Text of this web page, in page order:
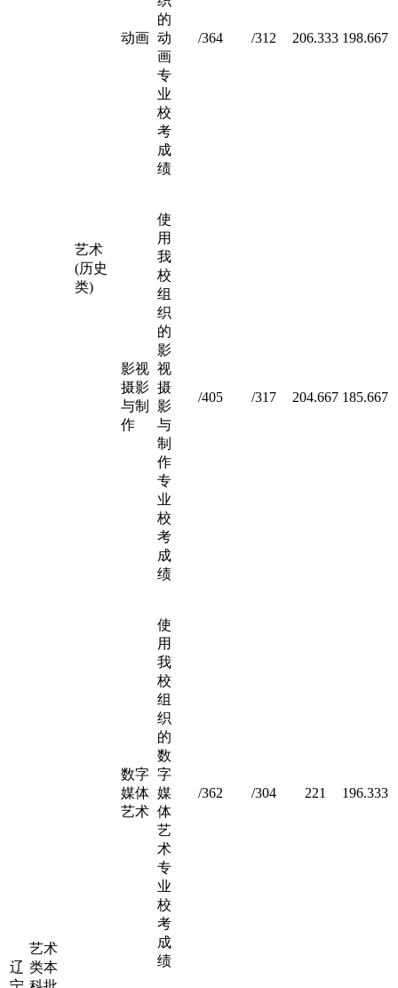
辽
艺术
类本
艺术
(历史
类)
动画
的
动
画
专
业
校
考
成
绩
/364 /312 206.333 198.667
影视
摄影
与制
作
使
用
我
校
组
织
的
影
视
摄
影
与
制
作
专
业
校
考
成
绩
/405 /317 204.667 185.667
数字
媒体
艺术
使
用
我
校
组
织
的
数
字
媒
体
艺
术
专
业
校
考
成
绩
/362 /304 221 196.333